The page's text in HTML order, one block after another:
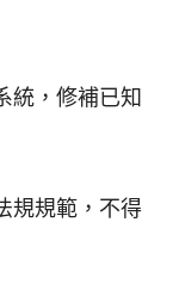
統，修補已知
規規範，不得